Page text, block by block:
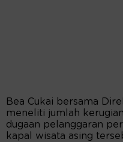
Bea Cukai bersama
meneliti jumlah
dugaan pelanggaran
kapal wisata asing